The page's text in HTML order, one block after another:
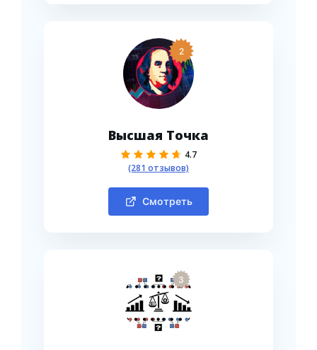
2
Высшая Точка
4.7
(281 отзывов)
Смотреть
3